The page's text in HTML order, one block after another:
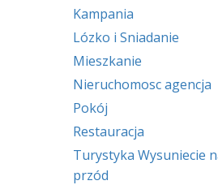
Kampania
Lózko i Sniadanie
Mieszkanie
Nieruchomosc agencja
Pokój
Restauracja
Turystyka Wysuniecie
przód